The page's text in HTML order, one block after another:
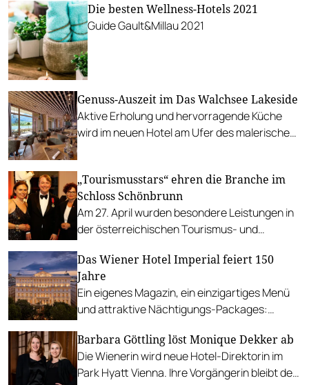
Die besten Wellness-Hotels 2021
Guide Gault&Millau 2021
Genuss-Auszeit im Das Walchsee Lakeside
Aktive Erholung und hervorragende Küche
wird im neuen Hotel am Ufer des malerischen
„Tourismusstars“ ehren die Branche im
Schloss Schönbrunn
Am 27. April wurden besondere Leistungen in
der österreichischen Tourismus- und
Das Wiener Hotel Imperial feiert 150
Jahre
Ein eigenes Magazin, ein einzigartiges Menü
und attraktive Nächtigungs-Packages:
Imperial besondere Angebote geschnürt.
Barbara Göttling löst Monique Dekker ab
Die Wienerin wird neue Hotel-Direktorin im
Park Hyatt Vienna. Ihre Vorgängerin bleibt der